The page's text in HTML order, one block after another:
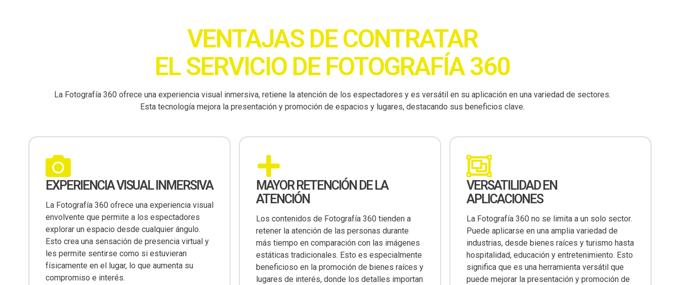
VENTAJAS DE CONTRATAR
EL SERVICIO DE FOTOGRAFÍA 360
La Fotografía 360 ofrece una experiencia visual inmersiva, retiene la atención de los espectadores y es versátil en su aplicación en una variedad de sectores.
Esta tecnología mejora la presentación y promoción de espacios y lugares, destacando sus beneficios clave.
EXPERIENCIA VISUAL INMERSIVA
La Fotografía 360 ofrece una experiencia visual
envolvente que permite a los espectadores
explorar un espacio desde cualquier ángulo.
Esto crea una sensación de presencia virtual y
les permite sentirse como si estuvieran
físicamente en el lugar, lo que aumenta su
compromiso e interés.
MAYOR RETENCIÓN DE LA
ATENCIÓN
Los contenidos de Fotografía 360 tienden a
retener la atención de las personas durante
más tiempo en comparación con las imágenes
estáticas tradicionales. Esto es especialmente
beneficioso en la promoción de bienes raíces y
lugares de interés, donde los detalles importan
VERSATILIDAD EN
APLICACIONES
La Fotografía 360 no se limita a un solo sector.
Puede aplicarse en una amplia variedad de
industrias, desde bienes raíces y turismo hasta
hospitalidad, educación y entretenimiento. Esto
significa que es una herramienta versátil que
puede mejorar la presentación y promoción de